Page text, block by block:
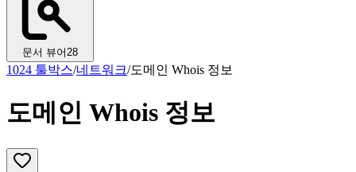
문서 뷰어28
1024 툴박스/네트워크/도메인 Whois 정보
도메인 Whois 정보